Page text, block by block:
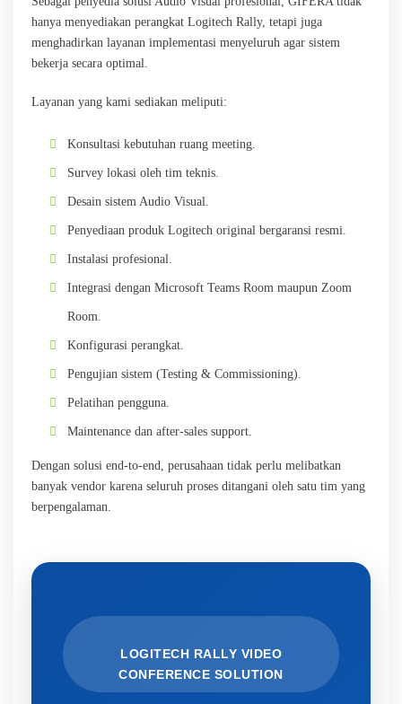
hanya menyediakan perangkat Logitech Rally, tetapi juga
menghadirkan layanan implementasi menyeluruh agar sistem
bekerja secara optimal.
Layanan yang kami sediakan meliputi:
Konsultasi kebutuhan ruang meeting.
Survey lokasi oleh tim teknis.
Desain sistem Audio Visual.
Penyediaan produk Logitech original bergaransi resmi.
Instalasi profesional.
Integrasi dengan Microsoft Teams Room maupun Zoom
Room.
Konfigurasi perangkat.
Pengujian sistem (Testing & Commissioning).
Pelatihan pengguna.
Maintenance dan after-sales support.
Dengan solusi end-to-end, perusahaan tidak perlu melibatkan
banyak vendor karena seluruh proses ditangani oleh satu tim yang
berpengalaman.
LOGITECH RALLY VIDEO
CONFERENCE SOLUTION